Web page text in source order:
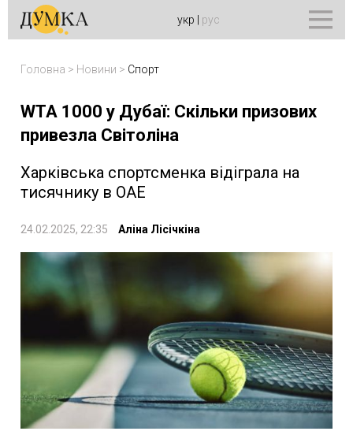
укр рус
Головна > Новини > Спорт
WTA 1000 у Дубаї: Скільки призових
привезла Світоліна
Харківська спортсменка відіграла на
тисячнику в ОАЕ
24.02.2025, 22:35 Аліна Лісічкіна